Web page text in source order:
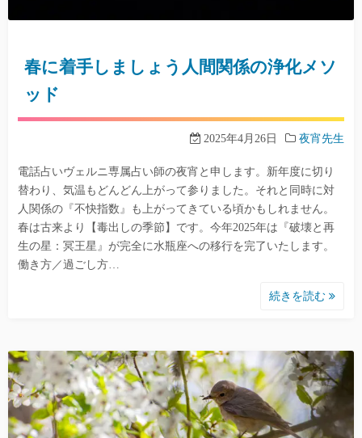
春に着手しましょう人間関係の浄化メソ
ッド
2025年4月26日 夜宵先生
電話占いヴェルニ専属占い師の夜宵と申します。新年度に切り
替わり、気温もどんどん上がって参りました。それと同時に対
人関係の『不快指数』も上がってきている頃かもしれません。
春は古来より【毒出しの季節】です。今年2025年は『破壊と再
生の星：冥王星』が完全に水瓶座への移行を完了いたします。
働き方／過ごし方…
続きを読む